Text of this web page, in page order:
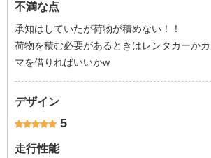
不満な点
承知はしていたが荷物が積めない！！
荷物を積む必要があるときはレンタカーか
マを借りればいいかw
デザイン
5
走行性能